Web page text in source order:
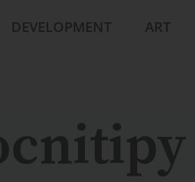
DEVELOPMENT ART